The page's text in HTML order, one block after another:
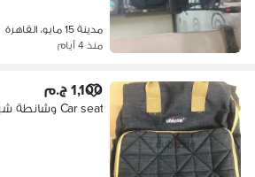
مدينة 15 مايو، القاهرة
منذ 4 أيام
1,100 ج.م
Car seat وشانطة شيكو هدية